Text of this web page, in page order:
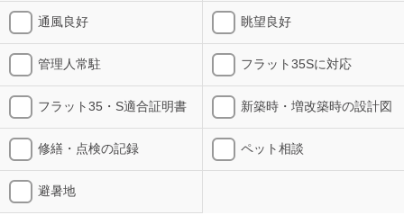
通風良好 眺望良好
管理人常駐 フラット35Sに対応
フラット35・S適合証明書 新築時・増改築時の設計図
修繕・点検の記録 ペット相談
避暑地